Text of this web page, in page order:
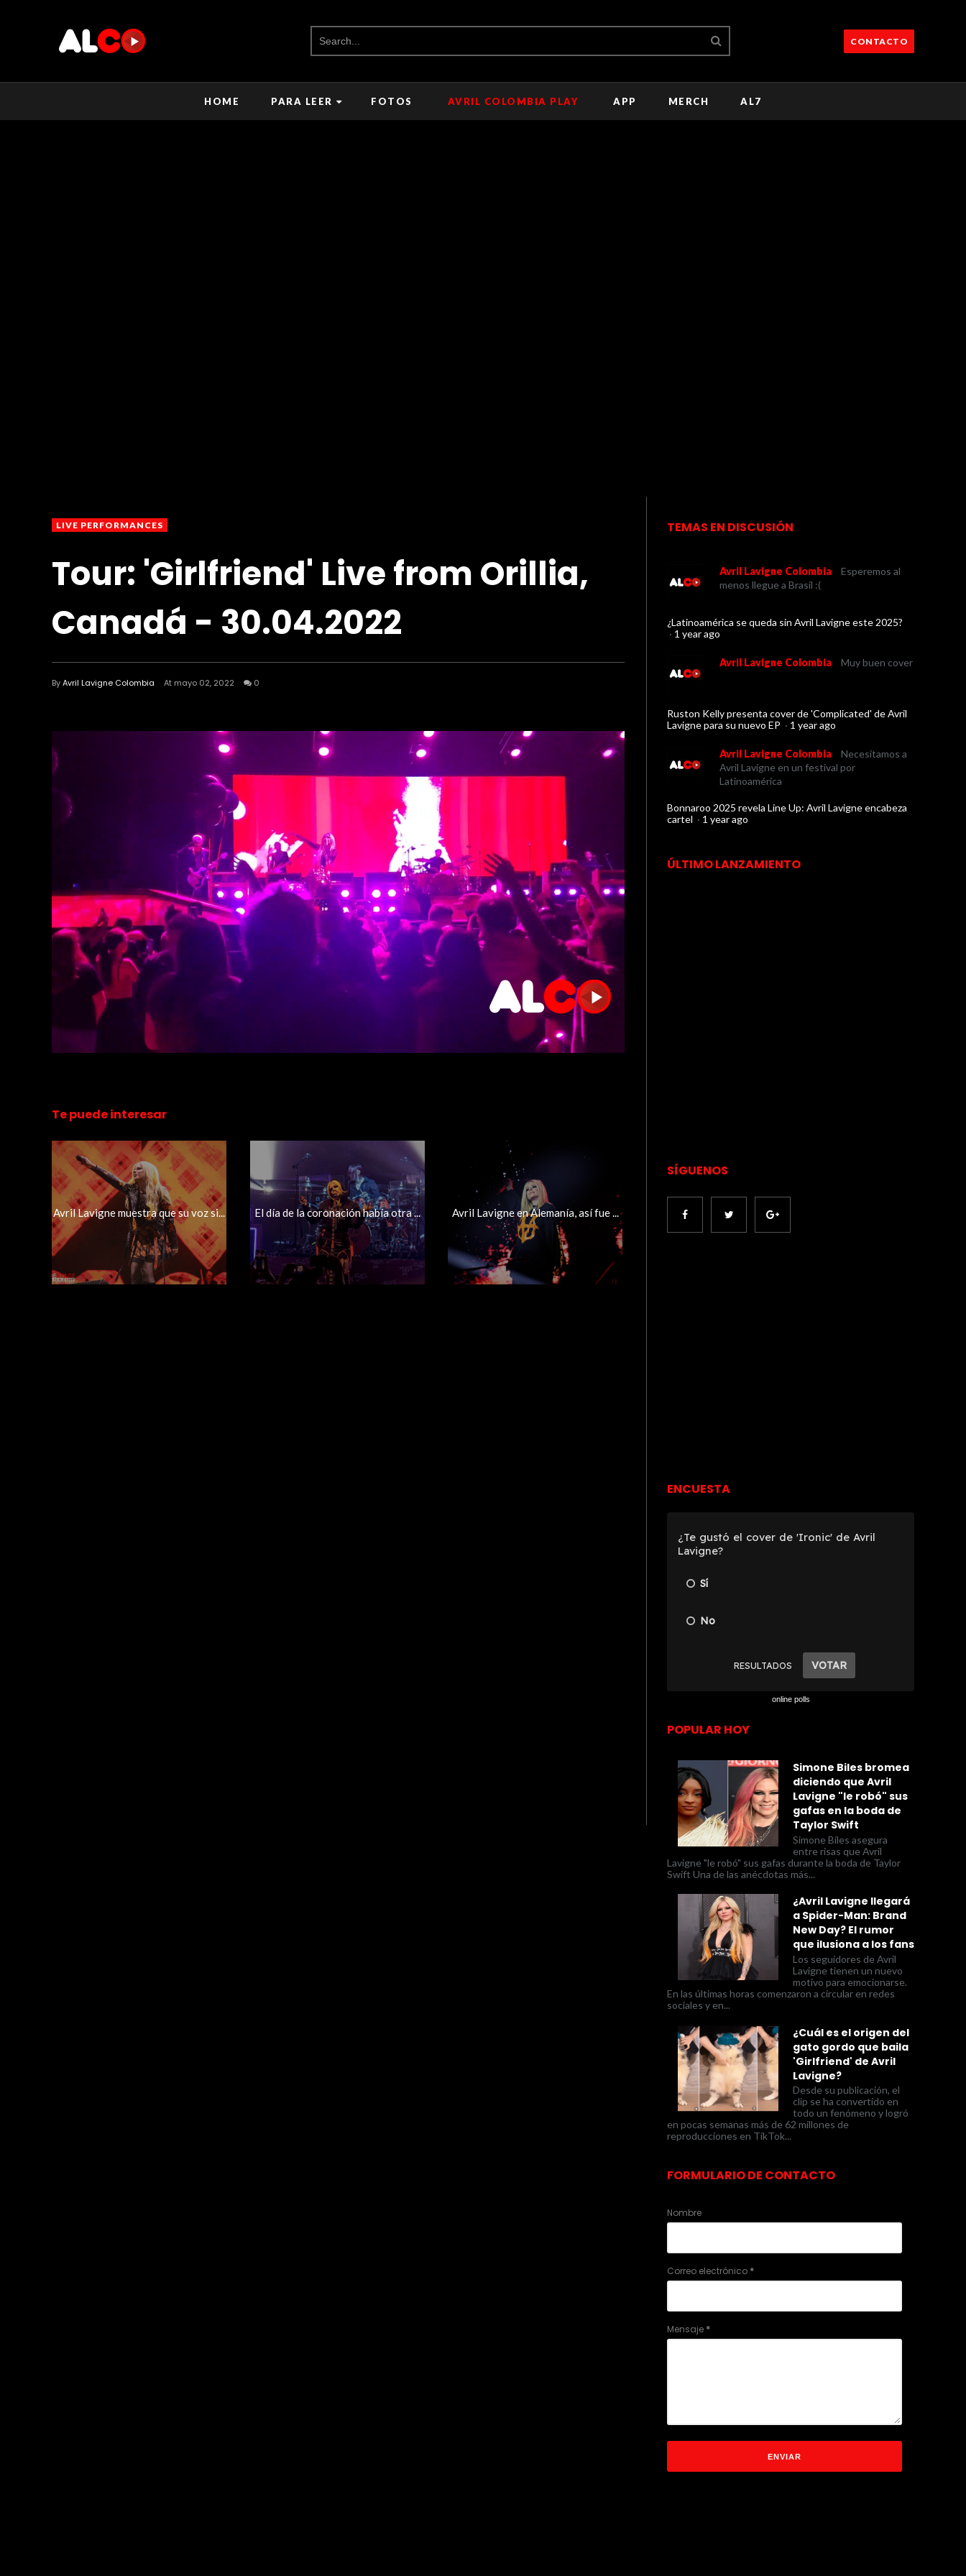
CONTACTO
HOME PARA LEER FOTOS AVRIL COLOMBIA PLAY APP MERCH AL7
LIVE PERFORMANCES
Tour: 'Girlfriend' Live from Orillia,
Canadá - 30.04.2022
ByAvril Lavigne Colombia At mayo 02, 2022 0
Te puede interesar
Avril Lavigne muestra que su voz si... El día de la coronación había otra ... Avril Lavigne en Alemanía, así fue ...
TEMAS EN DISCUSIÓN
Avril Lavigne Colombia
Esperemos al
menos llegue a Brasil :(
¿Latinoamérica se queda sin Avril Lavigne este 2025?
· 1 year ago
Avril Lavigne Colombia Muy buen cover
Ruston Kelly presenta cover de 'Complicated' de Avril
Lavigne para su nuevo EP · 1 year ago
Avril Lavigne Colombia
Necesitamos a
Avril Lavigne en un festival por
Latinoamérica
Bonnaroo 2025 revela Line Up: Avril Lavigne encabeza
cartel · 1 year ago
ÚLTIMO LANZAMIENTO
SÍGUENOS
ENCUESTA
online polls
POPULAR HOY
Simone Biles bromea
diciendo que Avril
Lavigne "le robó" sus
gafas en la boda de
Taylor Swift
Simone Biles asegura
entre risas que Avril
Lavigne "le robó" sus gafas durante la boda de Taylor
Swift Una de las anécdotas más...
¿Avril Lavigne llegará
a Spider-Man: Brand
New Day? El rumor
que ilusiona a los fans
Los seguidores de Avril
Lavigne tienen un nuevo
motivo para emocionarse.
En las últimas horas comenzaron a circular en redes
sociales y en...
¿Cuál es el origen del
gato gordo que baila
'Girlfriend' de Avril
Lavigne?
Desde su publicación, el
clip se ha convertido en
todo un fenómeno y logró
en pocas semanas más de 62 millones de
reproducciones en TikTok...
FORMULARIO DE CONTACTO
Nombre
Correo electrónico *
Mensaje *